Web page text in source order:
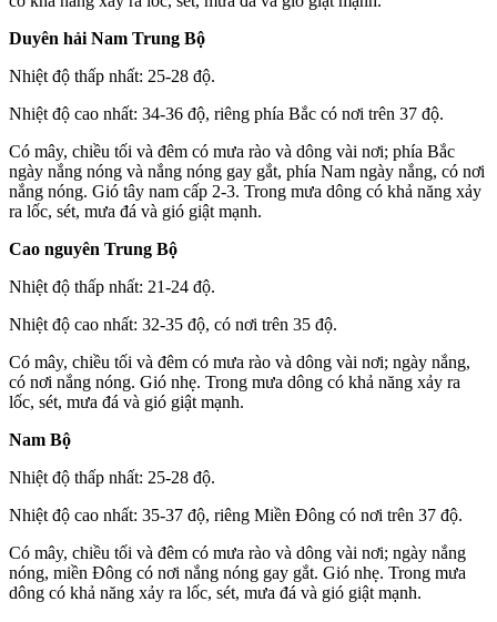
Duyên hải Nam Trung Bộ
Nhiệt độ thấp nhất: 25-28 độ.
Nhiệt độ cao nhất: 34-36 độ, riêng phía Bắc có nơi trên 37 độ.
Có mây, chiều tối và đêm có mưa rào và dông vài nơi; phía Bắc
ngày nắng nóng và nắng nóng gay gắt, phía Nam ngày nắng, có nơi
nắng nóng. Gió tây nam cấp 2-3. Trong mưa dông có khả năng xảy
ra lốc, sét, mưa đá và gió giật mạnh.
Cao nguyên Trung Bộ
Nhiệt độ thấp nhất: 21-24 độ.
Nhiệt độ cao nhất: 32-35 độ, có nơi trên 35 độ.
Có mây, chiều tối và đêm có mưa rào và dông vài nơi; ngày nắng,
có nơi nắng nóng. Gió nhẹ. Trong mưa dông có khả năng xảy ra
lốc, sét, mưa đá và gió giật mạnh.
Nam Bộ
Nhiệt độ thấp nhất: 25-28 độ.
Nhiệt độ cao nhất: 35-37 độ, riêng Miền Đông có nơi trên 37 độ.
Có mây, chiều tối và đêm có mưa rào và dông vài nơi; ngày nắng
nóng, miền Đông có nơi nắng nóng gay gắt. Gió nhẹ. Trong mưa
dông có khả năng xảy ra lốc, sét, mưa đá và gió giật mạnh.